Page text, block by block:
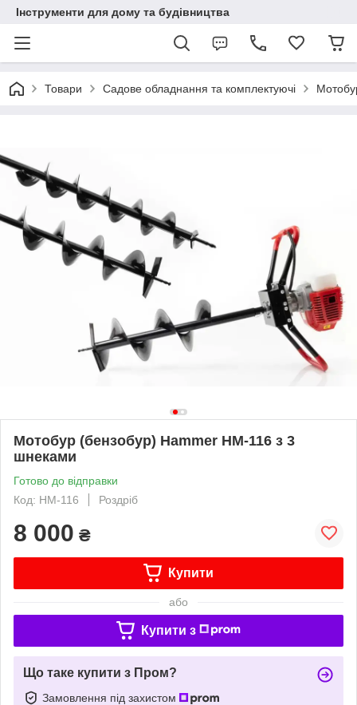
Інструменти для дому та будівництва
Товари Садове обладнання та комплектуючі
Мотобур (бензобур) Hammer HM-116 з 3
шнеками
Готово до відправки
Код: HM-116
Роздріб
8 000 ₴
Купити
або
Купити з
Що таке купити з Пром?
Замовлення під захистом